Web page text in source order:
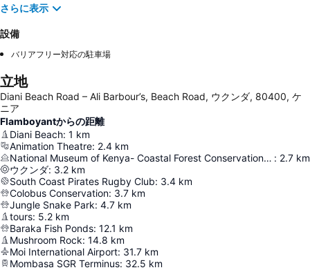
さらに表示
設備
バリアフリー対応の駐車場
立地
Diani Beach Road – Ali Barbour’s, Beach Road, ウクンダ, 80400, ケ
ニア
Flamboyantからの距離
Diani Beach: 1 km
Animation Theatre: 2.4 km
National Museum of Kenya- Coastal Forest Conservation Unit : 2.7 km
ウクンダ: 3.2 km
South Coast Pirates Rugby Club: 3.4 km
Colobus Conservation: 3.7 km
Jungle Snake Park: 4.7 km
tours: 5.2 km
Baraka Fish Ponds: 12.1 km
Mushroom Rock: 14.8 km
Moi International Airport: 31.7 km
Mombasa SGR Terminus: 32.5 km